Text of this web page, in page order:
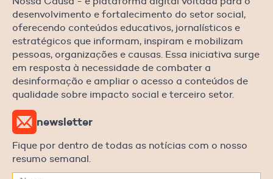
desenvolvimento e fortalecimento do setor social,
oferecendo conteúdos educativos, jornalísticos e
estratégicos que informam, inspiram e mobilizam
pessoas, organizações e causas. Essa iniciativa surge
em resposta à necessidade de combater a
desinformação e ampliar o acesso a conteúdos de
qualidade sobre impacto social e terceiro setor.
newsletter
Fique por dentro de todas as notícias com o nosso
resumo semanal.